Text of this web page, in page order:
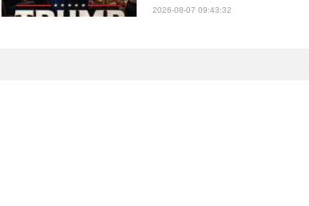
2026-08-07 09:43:32